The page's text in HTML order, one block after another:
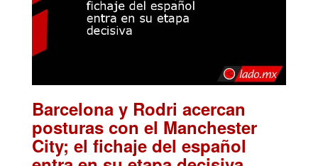
Barcelona y Rodri acercan
posturas con el Manchester
City; el fichaje del español